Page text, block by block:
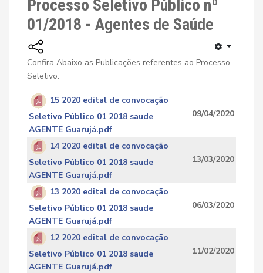
Processo Seletivo Público nº
01/2018 - Agentes de Saúde
Confira Abaixo as Publicações referentes ao Processo
Seletivo:
15 2020 edital de convocação
Seletivo Público 01 2018 saude
AGENTE Guarujá.pdf
09/04/2020
14 2020 edital de convocação
Seletivo Público 01 2018 saude
AGENTE Guarujá.pdf
13/03/2020
13 2020 edital de convocação
Seletivo Público 01 2018 saude
AGENTE Guarujá.pdf
06/03/2020
12 2020 edital de convocação
Seletivo Público 01 2018 saude
AGENTE Guarujá.pdf
11/02/2020